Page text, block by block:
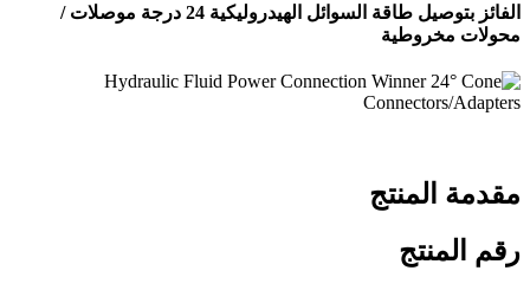
الفائز بتوصيل طاقة السوائل الهيدروليكية 24 درجة موصلات /
محولات مخروطية
مقدمة المنتج
رقم المنتج